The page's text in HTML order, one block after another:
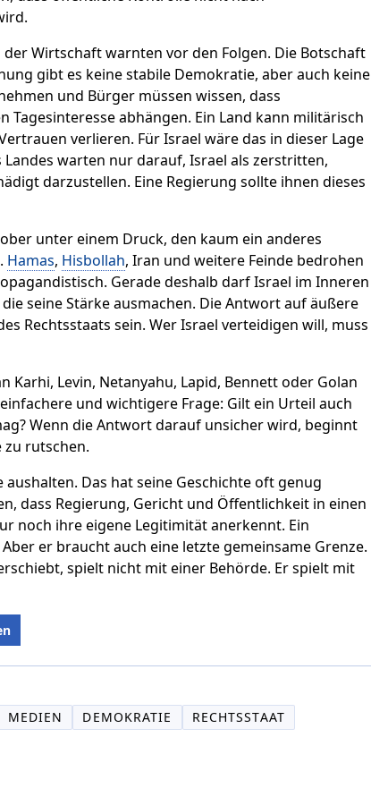
Wirtschaft warnten vor den Folgen. Die Botschaft
gibt es keine stabile Demokratie, aber auch keine
und Bürger müssen wissen, dass
Tagesinteresse abhängen. Ein Land kann militärisch
verlieren. Für Israel wäre das in dieser Lage
warten nur darauf, Israel als zerstritten,
darzustellen. Eine Regierung sollte ihnen dieses
unter einem Druck, den kaum ein anderes
Hamas, Hisbollah, Iran und weitere Feinde bedrohen
Gerade deshalb darf Israel im Inneren
seine Stärke ausmachen. Die Antwort auf äußere
Rechtsstaats sein. Wer Israel verteidigen will, muss
Karhi, Levin, Netanyahu, Lapid, Bennett oder Golan
und wichtigere Frage: Gilt ein Urteil auch
Wenn die Antwort darauf unsicher wird, beginnt
zu rutschen.
Das hat seine Geschichte oft genug
dass Regierung, Gericht und Öffentlichkeit in einen
noch ihre eigene Legitimität anerkennt. Ein
er braucht auch eine letzte gemeinsame Grenze.
spielt nicht mit einer Behörde. Er spielt mit
MEDIEN DEMOKRATIE RECHTSSTAAT